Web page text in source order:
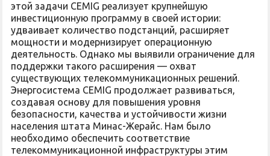
этой задачи CEMIG реализует крупнейшую
инвестиционную программу в своей истории:
удваивает количество подстанций, расширяет
мощности и модернизирует операционную
деятельность. Однако мы выявили ограничение для
поддержки такого расширения — охват
существующих телекоммуникационных решений.
Энергосистема CEMIG продолжает развиваться,
создавая основу для повышения уровня
безопасности, качества и устойчивости жизни
населения штата Минас-Жерайс. Нам было
необходимо обеспечить соответствие
телекоммуникационной инфраструктуры этим